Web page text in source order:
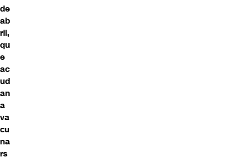
de
ab
ril,
qu
e
ac
ud
an
a
va
cu
na
rs